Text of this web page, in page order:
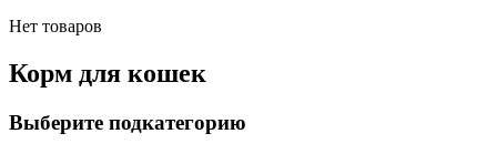
Нет товаров
Корм для кошек
Выберите подкатегорию